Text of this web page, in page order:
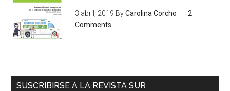
3 abril, 2019 ByCarolina Corcho
2
Comments
SUSCRIBIRSE A LA REVISTA SUR